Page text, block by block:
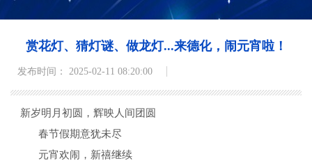
赏花灯、猜灯谜、做龙灯...来德化，闹元宵啦！
发布时间： 2025-02-11 08:20:00
新岁明月初圆，辉映人间团圆
春节假期意犹未尽
元宵欢闹，新禧继续